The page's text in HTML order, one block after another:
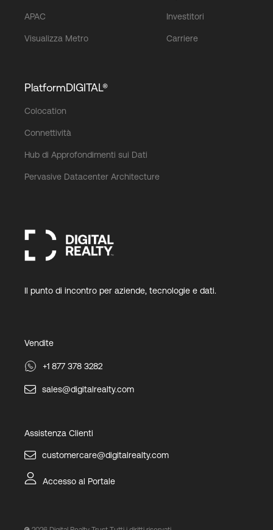
APAC
Visualizza Metro
Investitori
Carriere
PlatformDIGITAL®
Colocation
Connettività
Hub di Approfondimenti sui Dati
Pervasive Datacenter Architecture
Il punto di incontro per aziende, tecnologie e dati.
Vendite
+1 877 378 3282
sales@digitalrealty.com
Assistenza Clienti
customercare@digitalrealty.com
Accesso al Portale